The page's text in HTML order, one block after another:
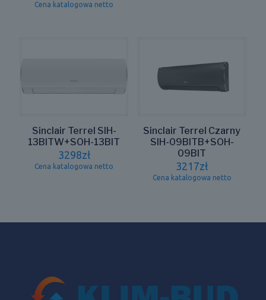
Cena katalogowa netto
Sinclair Terrel SIH-
13BITW+SOH-13BIT
3298zł
Cena katalogowa netto
Sinclair Terrel Czarny
SIH-09BITB+SOH-
09BIT
3217zł
Cena katalogowa netto